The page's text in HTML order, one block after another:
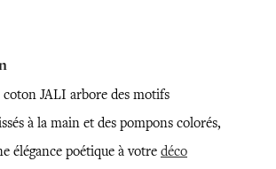
coton JALI arbore des motifs
à la main et des pompons colorés,
élégance poétique à votre déco